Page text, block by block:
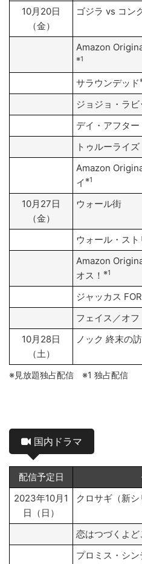
10月20日
（金）
ゴジラ vs コン
Amazon
※1
サラウンデッド
ジョジョ・ラビ
デイ・アフタ
トゥルーライズ
Amazon
イ※1
10月27日
（金）
ウォール街
ウォール・スト
Amazon
オス！ ※1
ジャッカス
フェイス／オフ
10月28日
（土）
ノック 終末の
※見放題独占配信 ※1 独占配信
国内ドラマ
配信予定日
2023年10月1
日（日）
クロサギ（新シ
恋はつづくよど
プロミス・シン